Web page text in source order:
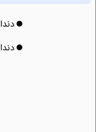
بهترین